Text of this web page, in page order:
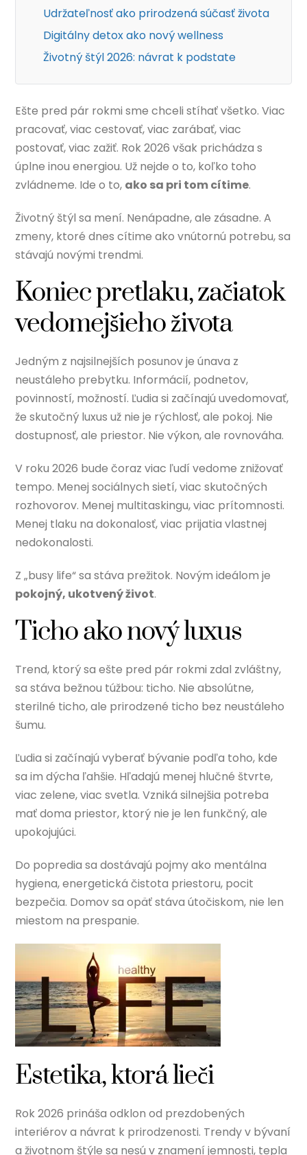
Udržateľnosť ako prirodzená súčasť života
Digitálny detox ako nový wellness
Životný štýl 2026: návrat k podstate
Ešte pred pár rokmi sme chceli stíhať všetko. Viac
pracovať, viac cestovať, viac zarábať, viac
postovať, viac zažiť. Rok 2026 však prichádza s
úplne inou energiou. Už nejde o to, koľko toho
zvládneme. Ide o to, ako sa pri tom cítime.
Životný štýl sa mení. Nenápadne, ale zásadne. A
zmeny, ktoré dnes cítime ako vnútornú potrebu, sa
stávajú novými trendmi.
Koniec pretlaku, začiatok
vedomejšieho života
Jedným z najsilnejších posunov je únava z
neustáleho prebytku. Informácií, podnetov,
povinností, možností. Ľudia si začínajú uvedomovať,
že skutočný luxus už nie je rýchlosť, ale pokoj. Nie
dostupnosť, ale priestor. Nie výkon, ale rovnováha.
V roku 2026 bude čoraz viac ľudí vedome znižovať
tempo. Menej sociálnych sietí, viac skutočných
rozhovorov. Menej multitaskingu, viac prítomnosti.
Menej tlaku na dokonalosť, viac prijatia vlastnej
nedokonalosti.
Z „busy life“ sa stáva prežitok. Novým ideálom je
pokojný, ukotvený život.
Ticho ako nový luxus
Trend, ktorý sa ešte pred pár rokmi zdal zvláštny,
sa stáva bežnou túžbou: ticho. Nie absolútne,
sterilné ticho, ale prirodzené ticho bez neustáleho
šumu.
Ľudia si začínajú vyberať bývanie podľa toho, kde
sa im dýcha ľahšie. Hľadajú menej hlučné štvrte,
viac zelene, viac svetla. Vzniká silnejšia potreba
mať doma priestor, ktorý nie je len funkčný, ale
upokojujúci.
Do popredia sa dostávajú pojmy ako mentálna
hygiena, energetická čistota priestoru, pocit
bezpečia. Domov sa opäť stáva útočiskom, nie len
miestom na prespanie.
Estetika, ktorá lieči
Rok 2026 prináša odklon od prezdobených
interiérov a návrat k prirodzenosti. Trendy v bývaní
a životnom štýle sa nesú v znamení jemnosti, tepla